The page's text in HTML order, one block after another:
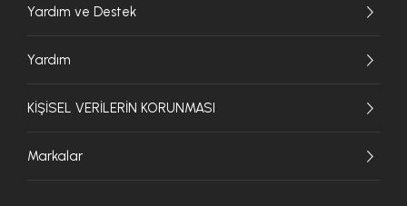
Yardım ve Destek
Yardım
KİŞİSEL VERİLERİN KORUNMASI
Markalar